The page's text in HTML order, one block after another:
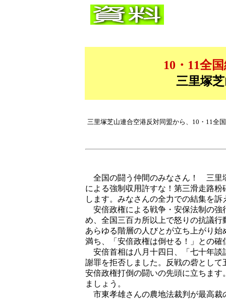
10・11全
三里塚
三里塚芝山連合空港反対同盟から、10・11全
全国の闘う仲間のみなさん！ 三里
による強制収用許すな！第三滑走路
します。みなさんの全力での結集を訴
安倍政権による戦争・安保法制の強
め、全国三百カ所以上で怒りの抗議
あらゆる階層の人びとが立ち上がり
満ち、「安倍政権は倒せる！」との確
安倍首相は八月十四日、「七十年談
謝罪を拒否しました。反戦の砦とし
安倍政権打倒の闘いの先頭に立ちま
ましょう。
市東孝雄さんの農地法裁判が最高裁